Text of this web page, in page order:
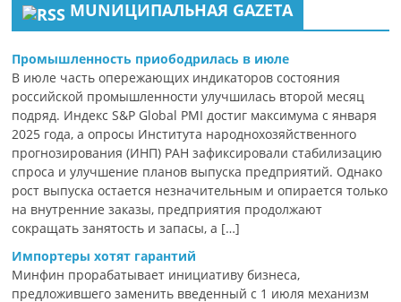
MUNИЦИПАЛЬНАЯ GAZЕТА
Промышленность приободрилась в июле
В июле часть опережающих индикаторов состояния
российской промышленности улучшилась второй месяц
подряд. Индекс S&P Global PMI достиг максимума с января
2025 года, а опросы Института народнохозяйственного
прогнозирования (ИНП) РАН зафиксировали стабилизацию
спроса и улучшение планов выпуска предприятий. Однако
рост выпуска остается незначительным и опирается только
на внутренние заказы, предприятия продолжают
сокращать занятость и запасы, а […]
Импортеры хотят гарантий
Минфин прорабатывает инициативу бизнеса,
предложившего заменить введенный с 1 июля механизм